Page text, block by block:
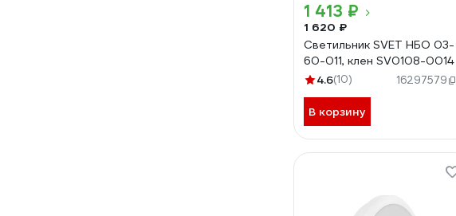
1 413 ₽
1 620 ₽
Светильник SVET НБО 03-
60-011, клен SV0108-0014
4.6(10) 16297579
В корзину